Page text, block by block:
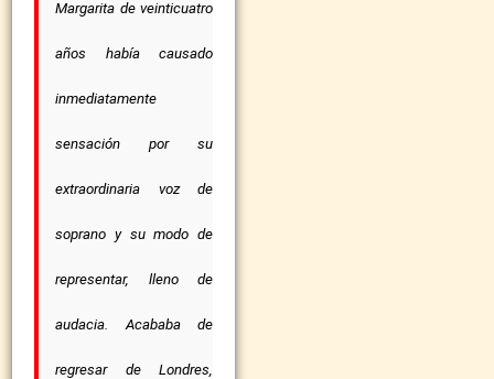
Margarita de veinticuatro
años había causado
inmediatamente
sensación por su
extraordinaria voz de
soprano y su modo de
representar, lleno de
audacia. Acababa de
regresar de Londres,